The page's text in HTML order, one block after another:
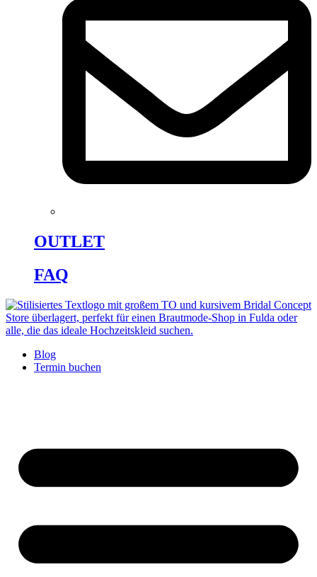
OUTLET
FAQ
Blog
Termin buchen